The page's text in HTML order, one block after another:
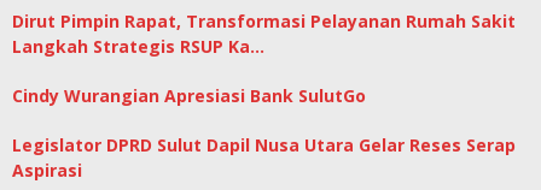
Dirut Pimpin Rapat, Transformasi Pelayanan Rumah Sakit
Langkah Strategis RSUP Ka…
Cindy Wurangian Apresiasi Bank SulutGo
Legislator DPRD Sulut Dapil Nusa Utara Gelar Reses Serap
Aspirasi